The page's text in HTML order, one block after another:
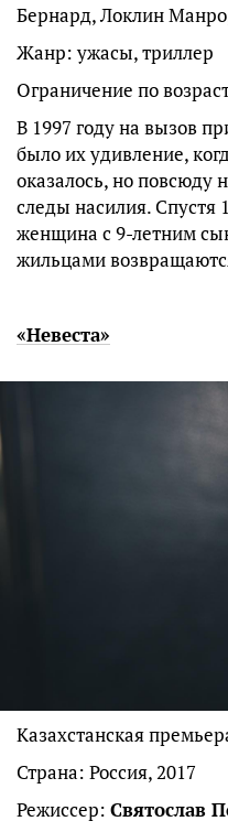
Бернард, Локлин
Жанр: ужасы, триллер
Ограничение по
В 1997 году на вызов
было их удивление,
оказалось, но повсюду
следы насилия. Спустя
женщина с 9-летним
жильцами
«Невеста»
Казахстанская
Страна: Россия, 2017
Режиссер: Святослав